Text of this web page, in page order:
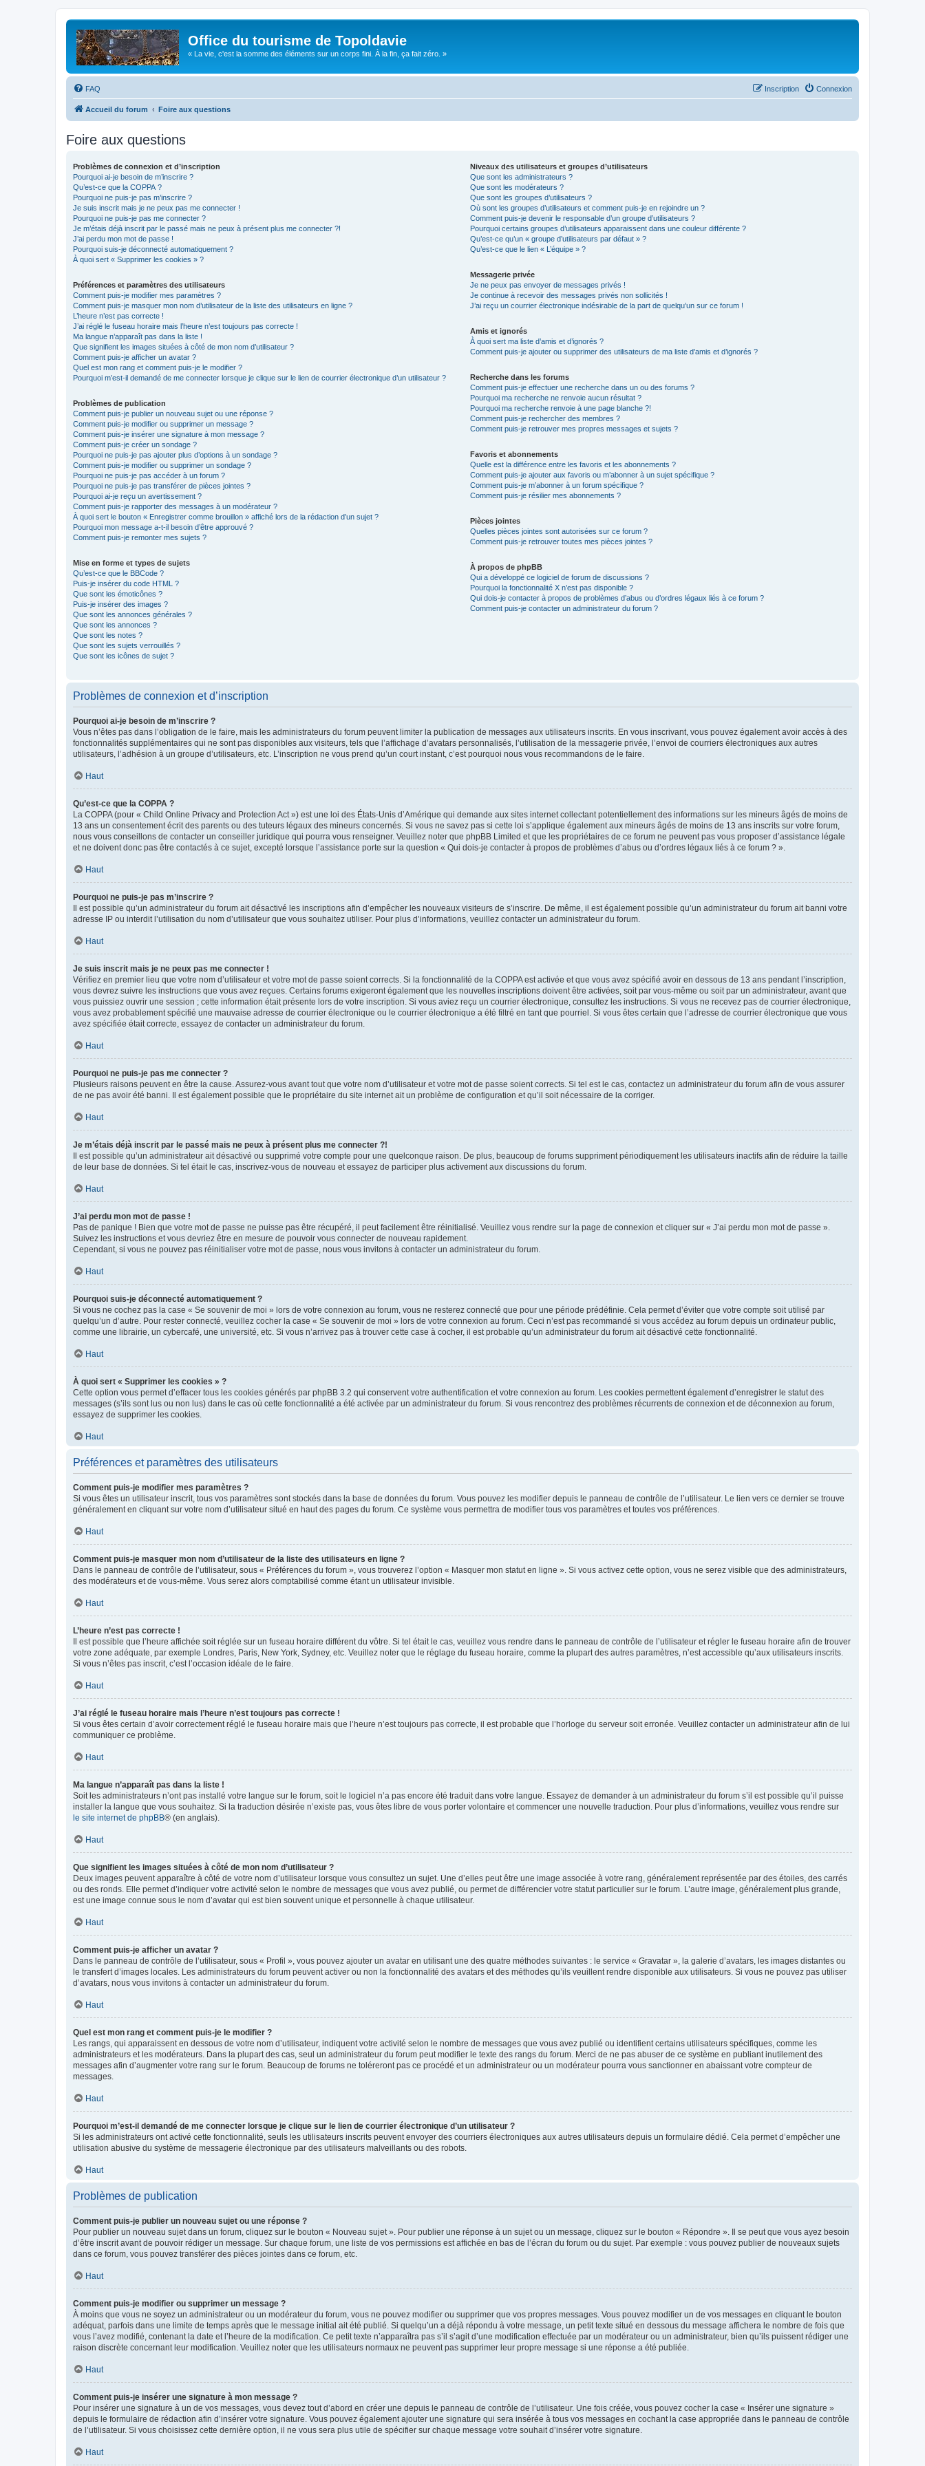
Office du tourisme de Topoldavie
« La vie, c'est la somme des éléments sur un corps fini. À la fin, ça fait zéro. »
FAQ Connexion
Inscription
Accueil du forum Foire aux questions
Foire aux questions
Problèmes de connexion et d’inscription
Pourquoi ai-je besoin de m’inscrire ?
Qu’est-ce que la COPPA ?
Pourquoi ne puis-je pas m’inscrire ?
Je suis inscrit mais je ne peux pas me connecter !
Pourquoi ne puis-je pas me connecter ?
Je m’étais déjà inscrit par le passé mais ne peux à présent plus me connecter ?!
J’ai perdu mon mot de passe !
Pourquoi suis-je déconnecté automatiquement ?
À quoi sert « Supprimer les cookies » ?
Préférences et paramètres des utilisateurs
Comment puis-je modifier mes paramètres ?
Comment puis-je masquer mon nom d’utilisateur de la liste des utilisateurs en ligne ?
L’heure n’est pas correcte !
J’ai réglé le fuseau horaire mais l’heure n’est toujours pas correcte !
Ma langue n’apparaît pas dans la liste !
Que signifient les images situées à côté de mon nom d’utilisateur ?
Comment puis-je afficher un avatar ?
Quel est mon rang et comment puis-je le modifier ?
Pourquoi m’est-il demandé de me connecter lorsque je clique sur le lien de courrier électronique d’un utilisateur ?
Problèmes de publication
Comment puis-je publier un nouveau sujet ou une réponse ?
Comment puis-je modifier ou supprimer un message ?
Comment puis-je insérer une signature à mon message ?
Comment puis-je créer un sondage ?
Pourquoi ne puis-je pas ajouter plus d’options à un sondage ?
Comment puis-je modifier ou supprimer un sondage ?
Pourquoi ne puis-je pas accéder à un forum ?
Pourquoi ne puis-je pas transférer de pièces jointes ?
Pourquoi ai-je reçu un avertissement ?
Comment puis-je rapporter des messages à un modérateur ?
À quoi sert le bouton « Enregistrer comme brouillon » affiché lors de la rédaction d’un sujet ?
Pourquoi mon message a-t-il besoin d’être approuvé ?
Comment puis-je remonter mes sujets ?
Mise en forme et types de sujets
Qu’est-ce que le BBCode ?
Puis-je insérer du code HTML ?
Que sont les émoticônes ?
Puis-je insérer des images ?
Que sont les annonces générales ?
Que sont les annonces ?
Que sont les notes ?
Que sont les sujets verrouillés ?
Que sont les icônes de sujet ?
Niveaux des utilisateurs et groupes d’utilisateurs
Que sont les administrateurs ?
Que sont les modérateurs ?
Que sont les groupes d’utilisateurs ?
Où sont les groupes d’utilisateurs et comment puis-je en rejoindre un ?
Comment puis-je devenir le responsable d’un groupe d’utilisateurs ?
Pourquoi certains groupes d’utilisateurs apparaissent dans une couleur différente ?
Qu’est-ce qu’un « groupe d’utilisateurs par défaut » ?
Qu’est-ce que le lien « L’équipe » ?
Messagerie privée
Je ne peux pas envoyer de messages privés !
Je continue à recevoir des messages privés non sollicités !
J’ai reçu un courrier électronique indésirable de la part de quelqu’un sur ce forum !
Amis et ignorés
À quoi sert ma liste d’amis et d’ignorés ?
Comment puis-je ajouter ou supprimer des utilisateurs de ma liste d’amis et d’ignorés ?
Recherche dans les forums
Comment puis-je effectuer une recherche dans un ou des forums ?
Pourquoi ma recherche ne renvoie aucun résultat ?
Pourquoi ma recherche renvoie à une page blanche ?!
Comment puis-je rechercher des membres ?
Comment puis-je retrouver mes propres messages et sujets ?
Favoris et abonnements
Quelle est la différence entre les favoris et les abonnements ?
Comment puis-je ajouter aux favoris ou m’abonner à un sujet spécifique ?
Comment puis-je m’abonner à un forum spécifique ?
Comment puis-je résilier mes abonnements ?
Pièces jointes
Quelles pièces jointes sont autorisées sur ce forum ?
Comment puis-je retrouver toutes mes pièces jointes ?
À propos de phpBB
Qui a développé ce logiciel de forum de discussions ?
Pourquoi la fonctionnalité X n’est pas disponible ?
Qui dois-je contacter à propos de problèmes d’abus ou d’ordres légaux liés à ce forum ?
Comment puis-je contacter un administrateur du forum ?
Problèmes de connexion et d’inscription
Pourquoi ai-je besoin de m’inscrire ?
Vous n’êtes pas dans l’obligation de le faire, mais les administrateurs du forum peuvent limiter la publication de messages aux utilisateurs inscrits. En vous inscrivant, vous pouvez également avoir accès à des
fonctionnalités supplémentaires qui ne sont pas disponibles aux visiteurs, tels que l’affichage d’avatars personnalisés, l’utilisation de la messagerie privée, l’envoi de courriers électroniques aux autres
utilisateurs, l’adhésion à un groupe d’utilisateurs, etc. L’inscription ne vous prend qu’un court instant, c’est pourquoi nous vous recommandons de le faire.
Haut
Qu’est-ce que la COPPA ?
La COPPA (pour « Child Online Privacy and Protection Act ») est une loi des États-Unis d’Amérique qui demande aux sites internet collectant potentiellement des informations sur les mineurs âgés de moins de
13 ans un consentement écrit des parents ou des tuteurs légaux des mineurs concernés. Si vous ne savez pas si cette loi s’applique également aux mineurs âgés de moins de 13 ans inscrits sur votre forum,
nous vous conseillons de contacter un conseiller juridique qui pourra vous renseigner. Veuillez noter que phpBB Limited et que les propriétaires de ce forum ne peuvent pas vous proposer d’assistance légale
et ne doivent donc pas être contactés à ce sujet, excepté lorsque l’assistance porte sur la question « Qui dois-je contacter à propos de problèmes d’abus ou d’ordres légaux liés à ce forum ? ».
Haut
Pourquoi ne puis-je pas m’inscrire ?
Il est possible qu’un administrateur du forum ait désactivé les inscriptions afin d’empêcher les nouveaux visiteurs de s’inscrire. De même, il est également possible qu’un administrateur du forum ait banni votre
adresse IP ou interdit l’utilisation du nom d’utilisateur que vous souhaitez utiliser. Pour plus d’informations, veuillez contacter un administrateur du forum.
Haut
Je suis inscrit mais je ne peux pas me connecter !
Vérifiez en premier lieu que votre nom d’utilisateur et votre mot de passe soient corrects. Si la fonctionnalité de la COPPA est activée et que vous avez spécifié avoir en dessous de 13 ans pendant l’inscription,
vous devrez suivre les instructions que vous avez reçues. Certains forums exigeront également que les nouvelles inscriptions doivent être activées, soit par vous-même ou soit par un administrateur, avant que
vous puissiez ouvrir une session ; cette information était présente lors de votre inscription. Si vous aviez reçu un courrier électronique, consultez les instructions. Si vous ne recevez pas de courrier électronique,
vous avez probablement spécifié une mauvaise adresse de courrier électronique ou le courrier électronique a été filtré en tant que pourriel. Si vous êtes certain que l’adresse de courrier électronique que vous
avez spécifiée était correcte, essayez de contacter un administrateur du forum.
Haut
Pourquoi ne puis-je pas me connecter ?
Plusieurs raisons peuvent en être la cause. Assurez-vous avant tout que votre nom d’utilisateur et votre mot de passe soient corrects. Si tel est le cas, contactez un administrateur du forum afin de vous assurer
de ne pas avoir été banni. Il est également possible que le propriétaire du site internet ait un problème de configuration et qu’il soit nécessaire de la corriger.
Haut
Je m’étais déjà inscrit par le passé mais ne peux à présent plus me connecter ?!
Il est possible qu’un administrateur ait désactivé ou supprimé votre compte pour une quelconque raison. De plus, beaucoup de forums suppriment périodiquement les utilisateurs inactifs afin de réduire la taille
de leur base de données. Si tel était le cas, inscrivez-vous de nouveau et essayez de participer plus activement aux discussions du forum.
Haut
J’ai perdu mon mot de passe !
Pas de panique ! Bien que votre mot de passe ne puisse pas être récupéré, il peut facilement être réinitialisé. Veuillez vous rendre sur la page de connexion et cliquer sur « J’ai perdu mon mot de passe ».
Suivez les instructions et vous devriez être en mesure de pouvoir vous connecter de nouveau rapidement.
Cependant, si vous ne pouvez pas réinitialiser votre mot de passe, nous vous invitons à contacter un administrateur du forum.
Haut
Pourquoi suis-je déconnecté automatiquement ?
Si vous ne cochez pas la case « Se souvenir de moi » lors de votre connexion au forum, vous ne resterez connecté que pour une période prédéfinie. Cela permet d’éviter que votre compte soit utilisé par
quelqu’un d’autre. Pour rester connecté, veuillez cocher la case « Se souvenir de moi » lors de votre connexion au forum. Ceci n’est pas recommandé si vous accédez au forum depuis un ordinateur public,
comme une librairie, un cybercafé, une université, etc. Si vous n’arrivez pas à trouver cette case à cocher, il est probable qu’un administrateur du forum ait désactivé cette fonctionnalité.
Haut
À quoi sert « Supprimer les cookies » ?
Cette option vous permet d’effacer tous les cookies générés par phpBB 3.2 qui conservent votre authentification et votre connexion au forum. Les cookies permettent également d’enregistrer le statut des
messages (s’ils sont lus ou non lus) dans le cas où cette fonctionnalité a été activée par un administrateur du forum. Si vous rencontrez des problèmes récurrents de connexion et de déconnexion au forum,
essayez de supprimer les cookies.
Haut
Préférences et paramètres des utilisateurs
Comment puis-je modifier mes paramètres ?
Si vous êtes un utilisateur inscrit, tous vos paramètres sont stockés dans la base de données du forum. Vous pouvez les modifier depuis le panneau de contrôle de l’utilisateur. Le lien vers ce dernier se trouve
généralement en cliquant sur votre nom d’utilisateur situé en haut des pages du forum. Ce système vous permettra de modifier tous vos paramètres et toutes vos préférences.
Haut
Comment puis-je masquer mon nom d’utilisateur de la liste des utilisateurs en ligne ?
Dans le panneau de contrôle de l’utilisateur, sous « Préférences du forum », vous trouverez l’option « Masquer mon statut en ligne ». Si vous activez cette option, vous ne serez visible que des administrateurs,
des modérateurs et de vous-même. Vous serez alors comptabilisé comme étant un utilisateur invisible.
Haut
L’heure n’est pas correcte !
Il est possible que l’heure affichée soit réglée sur un fuseau horaire différent du vôtre. Si tel était le cas, veuillez vous rendre dans le panneau de contrôle de l’utilisateur et régler le fuseau horaire afin de trouver
votre zone adéquate, par exemple Londres, Paris, New York, Sydney, etc. Veuillez noter que le réglage du fuseau horaire, comme la plupart des autres paramètres, n’est accessible qu’aux utilisateurs inscrits.
Si vous n’êtes pas inscrit, c’est l’occasion idéale de le faire.
Haut
J’ai réglé le fuseau horaire mais l’heure n’est toujours pas correcte !
Si vous êtes certain d’avoir correctement réglé le fuseau horaire mais que l’heure n’est toujours pas correcte, il est probable que l’horloge du serveur soit erronée. Veuillez contacter un administrateur afin de lui
communiquer ce problème.
Haut
Ma langue n’apparaît pas dans la liste !
Soit les administrateurs n’ont pas installé votre langue sur le forum, soit le logiciel n’a pas encore été traduit dans votre langue. Essayez de demander à un administrateur du forum s’il est possible qu’il puisse
installer la langue que vous souhaitez. Si la traduction désirée n’existe pas, vous êtes libre de vous porter volontaire et commencer une nouvelle traduction. Pour plus d’informations, veuillez vous rendre sur
le site internet de phpBB® (en anglais).
Haut
Que signifient les images situées à côté de mon nom d’utilisateur ?
Deux images peuvent apparaître à côté de votre nom d’utilisateur lorsque vous consultez un sujet. Une d’elles peut être une image associée à votre rang, généralement représentée par des étoiles, des carrés
ou des ronds. Elle permet d’indiquer votre activité selon le nombre de messages que vous avez publié, ou permet de différencier votre statut particulier sur le forum. L’autre image, généralement plus grande,
est une image connue sous le nom d’avatar qui est bien souvent unique et personnelle à chaque utilisateur.
Haut
Comment puis-je afficher un avatar ?
Dans le panneau de contrôle de l’utilisateur, sous « Profil », vous pouvez ajouter un avatar en utilisant une des quatre méthodes suivantes : le service « Gravatar », la galerie d’avatars, les images distantes ou
le transfert d’images locales. Les administrateurs du forum peuvent activer ou non la fonctionnalité des avatars et des méthodes qu’ils veuillent rendre disponible aux utilisateurs. Si vous ne pouvez pas utiliser
d’avatars, nous vous invitons à contacter un administrateur du forum.
Haut
Quel est mon rang et comment puis-je le modifier ?
Les rangs, qui apparaissent en dessous de votre nom d’utilisateur, indiquent votre activité selon le nombre de messages que vous avez publié ou identifient certains utilisateurs spécifiques, comme les
administrateurs et les modérateurs. Dans la plupart des cas, seul un administrateur du forum peut modifier le texte des rangs du forum. Merci de ne pas abuser de ce système en publiant inutilement des
messages afin d’augmenter votre rang sur le forum. Beaucoup de forums ne toléreront pas ce procédé et un administrateur ou un modérateur pourra vous sanctionner en abaissant votre compteur de
messages.
Haut
Pourquoi m’est-il demandé de me connecter lorsque je clique sur le lien de courrier électronique d’un utilisateur ?
Si les administrateurs ont activé cette fonctionnalité, seuls les utilisateurs inscrits peuvent envoyer des courriers électroniques aux autres utilisateurs depuis un formulaire dédié. Cela permet d’empêcher une
utilisation abusive du système de messagerie électronique par des utilisateurs malveillants ou des robots.
Haut
Problèmes de publication
Comment puis-je publier un nouveau sujet ou une réponse ?
Pour publier un nouveau sujet dans un forum, cliquez sur le bouton « Nouveau sujet ». Pour publier une réponse à un sujet ou un message, cliquez sur le bouton « Répondre ». Il se peut que vous ayez besoin
d’être inscrit avant de pouvoir rédiger un message. Sur chaque forum, une liste de vos permissions est affichée en bas de l’écran du forum ou du sujet. Par exemple : vous pouvez publier de nouveaux sujets
dans ce forum, vous pouvez transférer des pièces jointes dans ce forum, etc.
Haut
Comment puis-je modifier ou supprimer un message ?
À moins que vous ne soyez un administrateur ou un modérateur du forum, vous ne pouvez modifier ou supprimer que vos propres messages. Vous pouvez modifier un de vos messages en cliquant le bouton
adéquat, parfois dans une limite de temps après que le message initial ait été publié. Si quelqu’un a déjà répondu à votre message, un petit texte situé en dessous du message affichera le nombre de fois que
vous l’avez modifié, contenant la date et l’heure de la modification. Ce petit texte n’apparaîtra pas s’il s’agit d’une modification effectuée par un modérateur ou un administrateur, bien qu’ils puissent rédiger une
raison discrète concernant leur modification. Veuillez noter que les utilisateurs normaux ne peuvent pas supprimer leur propre message si une réponse a été publiée.
Haut
Comment puis-je insérer une signature à mon message ?
Pour insérer une signature à un de vos messages, vous devez tout d’abord en créer une depuis le panneau de contrôle de l’utilisateur. Une fois créée, vous pouvez cocher la case « Insérer une signature »
depuis le formulaire de rédaction afin d’insérer votre signature. Vous pouvez également ajouter une signature qui sera insérée à tous vos messages en cochant la case appropriée dans le panneau de contrôle
de l’utilisateur. Si vous choisissez cette dernière option, il ne vous sera plus utile de spécifier sur chaque message votre souhait d’insérer votre signature.
Haut